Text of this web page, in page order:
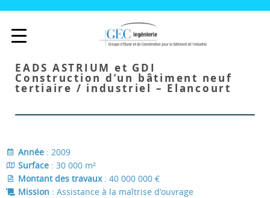
EADS ASTRIUM et GDI
Construction d’un bâtiment neuf
tertiaire / industriel – Elancourt
Année : 2009
Surface : 30 000 m²
Montant des travaux : 40 000 000 €
Mission : Assistance à la maîtrise d’ouvrage